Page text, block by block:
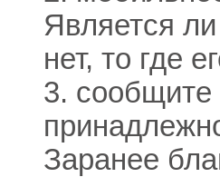
Является
нет, то где
3. сообщите
Заранее